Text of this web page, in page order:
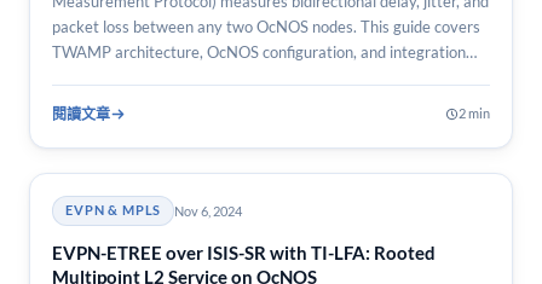
packet loss between any two OcNOS nodes. This guide covers
TWAMP architecture, OcNOS configuration, and integration
閱讀文章 2 min
EVPN & MPLS Nov 6, 2024
EVPN-ETREE over ISIS-SR with TI-LFA: Rooted
Multipoint L2 Service on OcNOS